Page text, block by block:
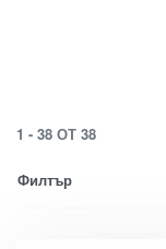
1 - 38 ОТ 38
Филтър